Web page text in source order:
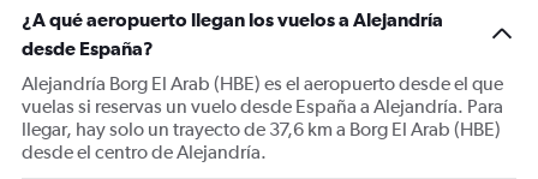
Y
axis
displaying
values.
Range:
0
to
¿A qué aeropuerto llegan los vuelos a Alejandría
desde España?
Alejandría Borg El Arab (HBE) es el aeropuerto desde el que
vuelas si reservas un vuelo desde España a Alejandría. Para
llegar, hay solo un trayecto de 37,6 km a Borg El Arab (HBE)
desde el centro de Alejandría.